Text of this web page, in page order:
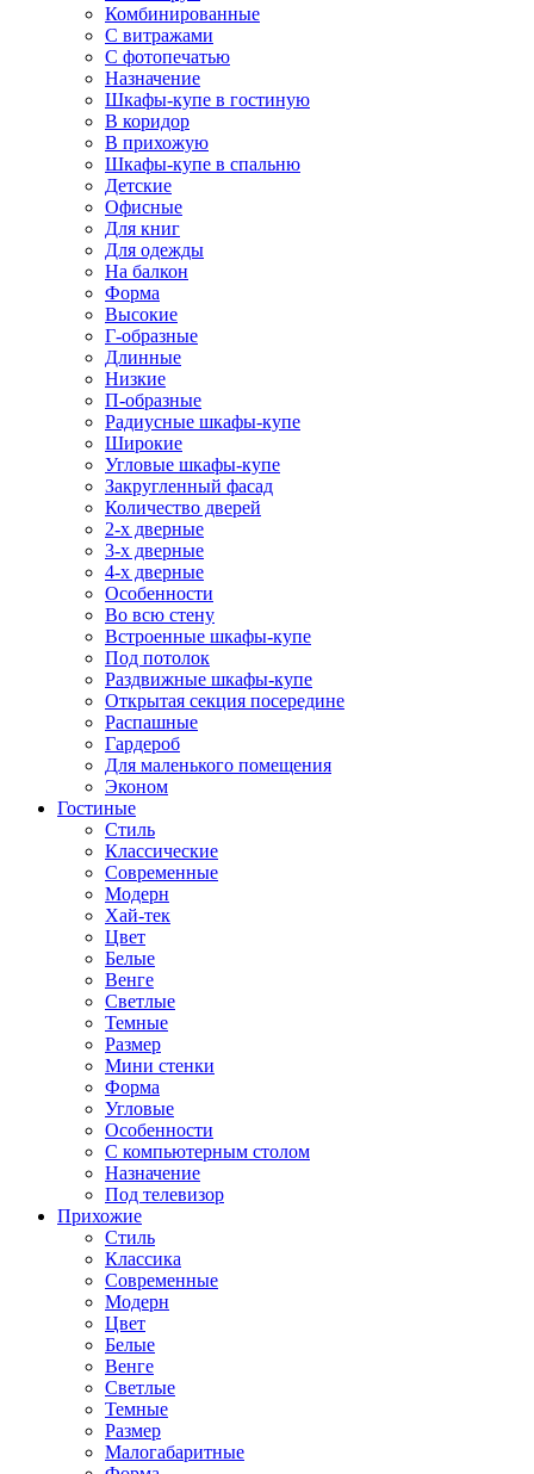
Комбинированные
С витражами
С фотопечатью
Назначение
Шкафы-купе в гостиную
В коридор
В прихожую
Шкафы-купе в спальню
Детские
Офисные
Для книг
Для одежды
На балкон
Форма
Высокие
Г-образные
Длинные
Низкие
П-образные
Радиусные шкафы-купе
Широкие
Угловые шкафы-купе
Закругленный фасад
Количество дверей
2-х дверные
3-х дверные
4-х дверные
Особенности
Во всю стену
Встроенные шкафы-купе
Под потолок
Раздвижные шкафы-купе
Открытая секция посередине
Распашные
Гардероб
Для маленького помещения
Эконом
Гостиные
Стиль
Классические
Современные
Модерн
Хай-тек
Цвет
Белые
Венге
Светлые
Темные
Размер
Мини стенки
Форма
Угловые
Особенности
С компьютерным столом
Назначение
Под телевизор
Прихожие
Стиль
Классика
Современные
Модерн
Цвет
Белые
Венге
Светлые
Темные
Размер
Малогабаритные